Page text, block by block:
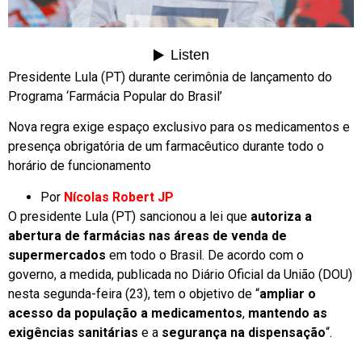
Presidente Lula (PT) durante cerimônia de lançamento do
Programa ‘Farmácia Popular do Brasil’
Nova regra exige espaço exclusivo para os medicamentos e
presença obrigatória de um farmacêutico durante todo o
horário de funcionamento
Por Nícolas Robert JP
O presidente Lula (PT) sancionou a lei que autoriza a
abertura de farmácias nas áreas de venda de
supermercados em todo o Brasil. De acordo com o
governo, a medida, publicada no Diário Oficial da União (DOU)
nesta segunda-feira (23), tem o objetivo de “ampliar o
acesso da população a medicamentos, mantendo as
exigências sanitárias e a segurança na dispensação“.